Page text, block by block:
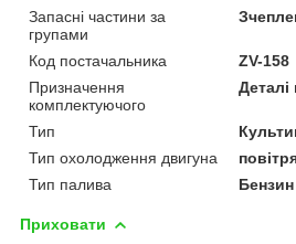
Запасні частини за
групами
Код постачальника
ZV-158
Призначення
комплектуючого
Деталі
Тип
Тип охолодження двигуна
Тип палива
Бензин
Приховати